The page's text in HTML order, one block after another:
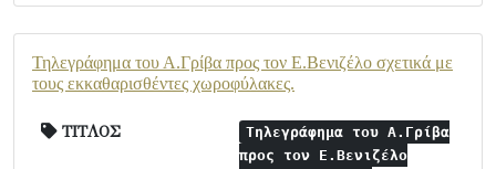
Τηλεγράφημα του Α.Γρίβα προς τον Ε.Βενιζέλο σχετικά με
τους εκκαθαρισθέντες χωροφύλακες.
ΤΙΤΛΟΣ
Τηλεγράφημα του Α.Γρίβα
προς τον Ε.Βενιζέλο